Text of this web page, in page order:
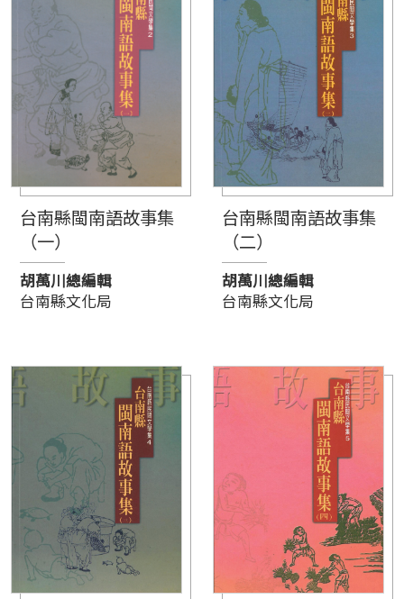
台南縣閩南語故事集
（一）
胡萬川總編輯
台南縣文化局
台南縣閩南語故事集
（二）
胡萬川總編輯
台南縣文化局